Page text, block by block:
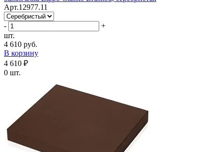
Арт.12977.11
-
+
шт.
4 610 руб.
В корзину
4 610 ₽
0 шт.